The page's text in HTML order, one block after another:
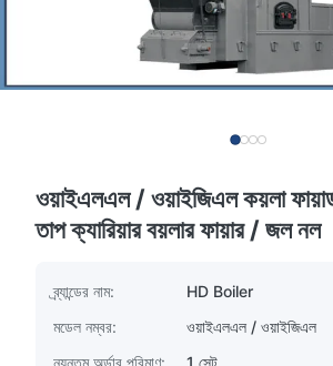
ওয়াইএলএল / ওয়াইজিএল কয়লা
তাপ ক্যারিয়ার বয়লার ফায়ার / জল নল
ব্র্যান্ডের নাম:
HD Boiler
মডেল নম্বর:
ওয়াইএলএল / ওয়াইজিএল
ন্যূনতম অর্ডার পরিমাণ:
1 সেট